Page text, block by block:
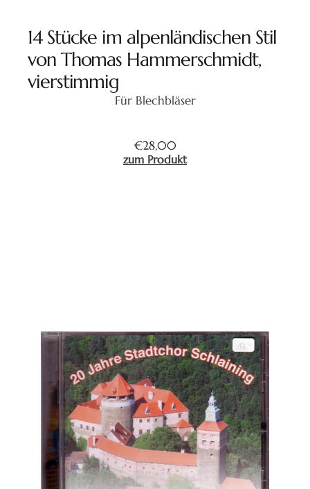
14 Stücke im alpenländischen Stil
von Thomas Hammerschmidt,
vierstimmig
Für Blechbläser
€28,00
zum Produkt